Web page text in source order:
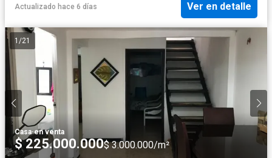
Actualizado hace 6 días Ver en detalle
1 /21
Casa·en venta
$ 225.000.000$ 3.000.000/m²